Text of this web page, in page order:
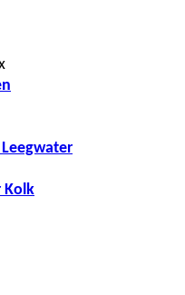
Kolk